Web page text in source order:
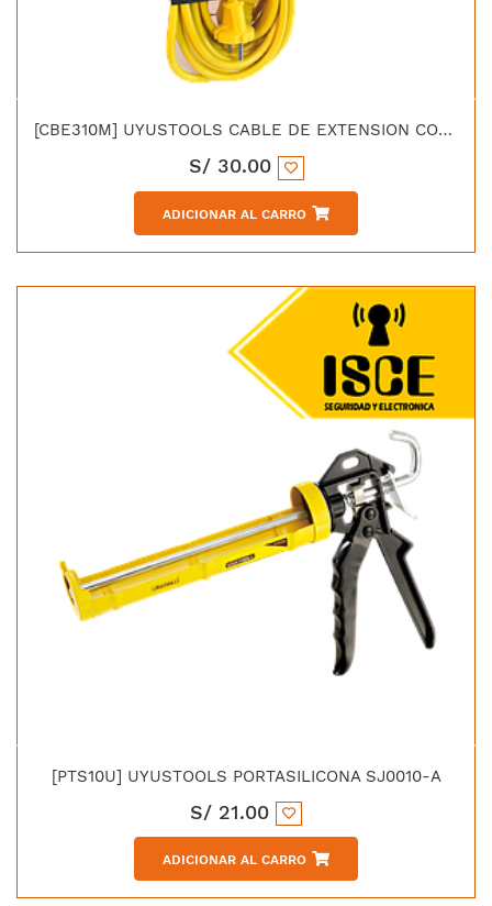
[CBE310M] UYUSTOOLS CABLE DE EXTENSION CON 3 TOMAS 10M
S/ 30.00
ADICIONAR AL CARRO
[PTS10U] UYUSTOOLS PORTASILICONA SJ0010-A
S/ 21.00
ADICIONAR AL CARRO